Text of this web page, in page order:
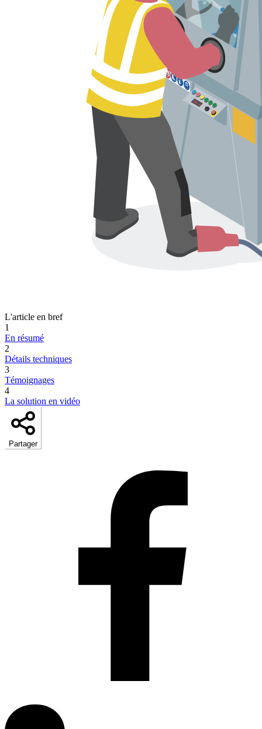
L'article en bref
1
En résumé
2
Détails techniques
3
Témoignages
4
La solution en vidéo
Partager